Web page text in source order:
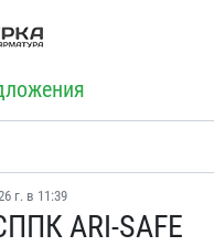
г. в 11:39
ARI-SAFE